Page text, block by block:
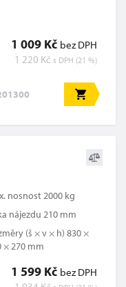
1 009 Kč bez DPH
1 220 Kč s DPH (21 %)
nosnost 2000 kg
nájezdu 210 mm
(š × v × h) 830 ×
× 270 mm
1 599 Kč bez DPH